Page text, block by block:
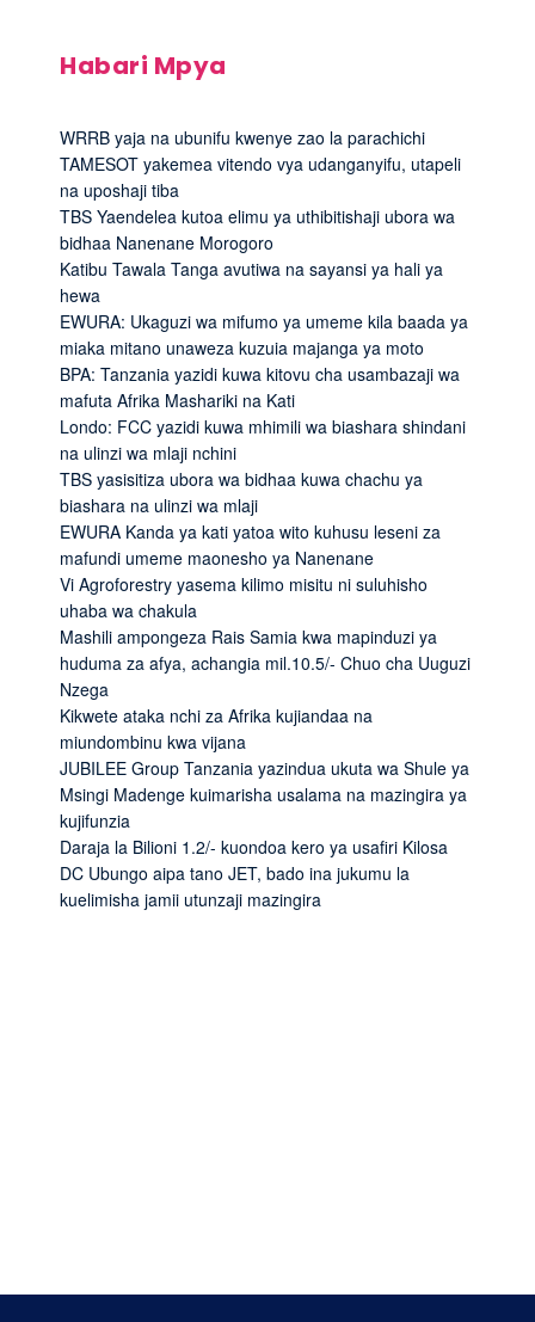
Habari Mpya
WRRB yaja na ubunifu kwenye zao la parachichi
TAMESOT yakemea vitendo vya udanganyifu, utapeli
na uposhaji tiba
TBS Yaendelea kutoa elimu ya uthibitishaji ubora wa
bidhaa Nanenane Morogoro
Katibu Tawala Tanga avutiwa na sayansi ya hali ya
hewa
EWURA: Ukaguzi wa mifumo ya umeme kila baada ya
miaka mitano unaweza kuzuia majanga ya moto
BPA: Tanzania yazidi kuwa kitovu cha usambazaji wa
mafuta Afrika Mashariki na Kati
Londo: FCC yazidi kuwa mhimili wa biashara shindani
na ulinzi wa mlaji nchini
TBS yasisitiza ubora wa bidhaa kuwa chachu ya
biashara na ulinzi wa mlaji
EWURA Kanda ya kati yatoa wito kuhusu leseni za
mafundi umeme maonesho ya Nanenane
Vi Agroforestry yasema kilimo misitu ni suluhisho
uhaba wa chakula
Mashili ampongeza Rais Samia kwa mapinduzi ya
huduma za afya, achangia mil.10.5/- Chuo cha Uuguzi
Nzega
Kikwete ataka nchi za Afrika kujiandaa na
miundombinu kwa vijana
JUBILEE Group Tanzania yazindua ukuta wa Shule ya
Msingi Madenge kuimarisha usalama na mazingira ya
kujifunzia
Daraja la Bilioni 1.2/- kuondoa kero ya usafiri Kilosa
DC Ubungo aipa tano JET, bado ina jukumu la
kuelimisha jamii utunzaji mazingira